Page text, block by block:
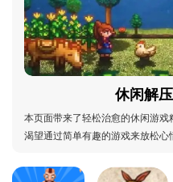
休闲解
本页面带来了轻松治愈的休闲游
渴望通过简单有趣的游戏来放松心
除类到创意的模拟经营，总有一